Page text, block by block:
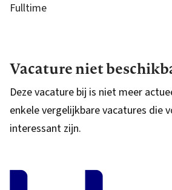
Fulltime
Vacature niet
Deze vacature bij is niet meer
enkele vergelijkbare vacatures die
interessant zijn.